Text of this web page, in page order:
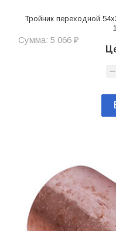
Тройник переходной
Сумма: 5 066 ₽